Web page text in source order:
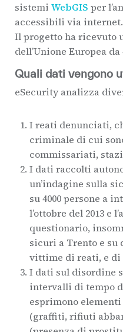
sistemi WebGIS per
accessibili via internet.
Il progetto ha ricevuto
dell’Unione Europea
Quali dati vengono
eSecurity analizza
I reati denunciati,
criminale di cui
commissariati,
I dati raccolti
un’indagine sulla
su 4000 persone a
l’ottobre del 2013 e
questionario,
sicuri a Trento e su
vittime di reati, e di
I dati sul disordine
intervalli di tempo
esprimono
(graffiti, rifiuti